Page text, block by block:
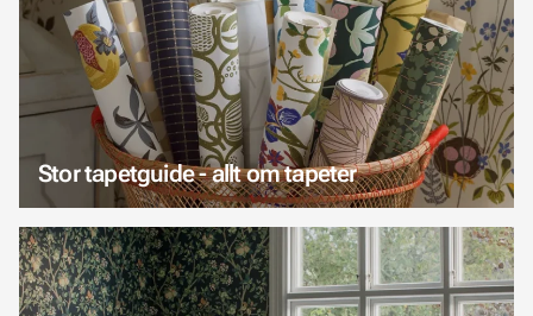
Stor tapetguide - allt om tapeter